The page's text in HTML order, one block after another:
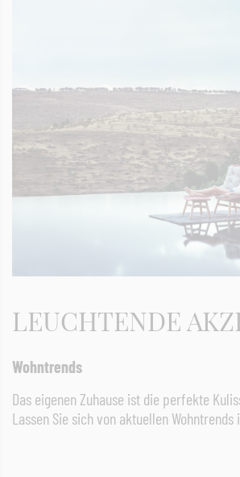
LEUCHTENDE
Wohntrends
Das eigenen Zuhause ist die perfekte
Lassen Sie sich von aktuellen Wohntrends